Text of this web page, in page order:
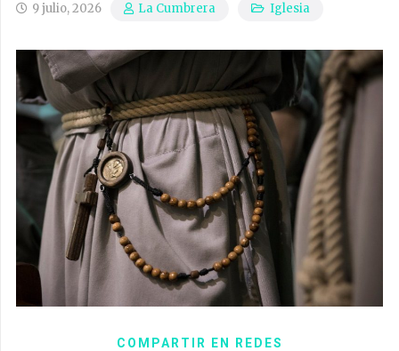
9 julio, 2026 La Cumbrera Iglesia
COMPARTIR EN REDES